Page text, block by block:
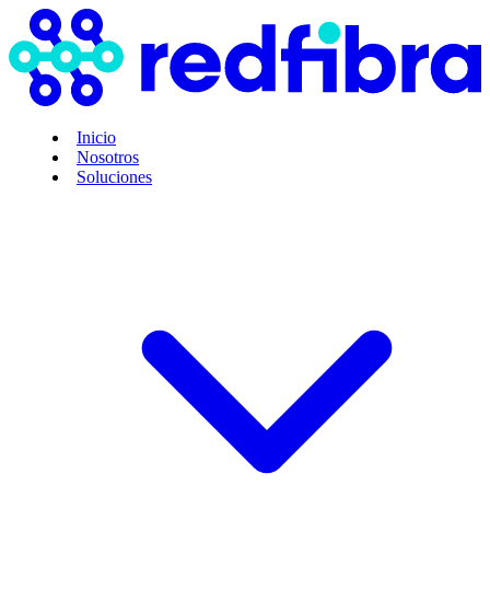
Inicio
Nosotros
Soluciones